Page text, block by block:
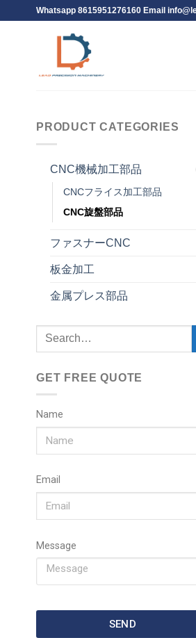
Whatsapp 8615951276160 Email
PRODUCT CATEGORIES
CNC機械加工部品
CNCフライス加工部品
CNC旋盤部品
ファスナーCNC
板金加工
金属プレス部品
GET FREE QUOTE
Name
Email
Message
SEND